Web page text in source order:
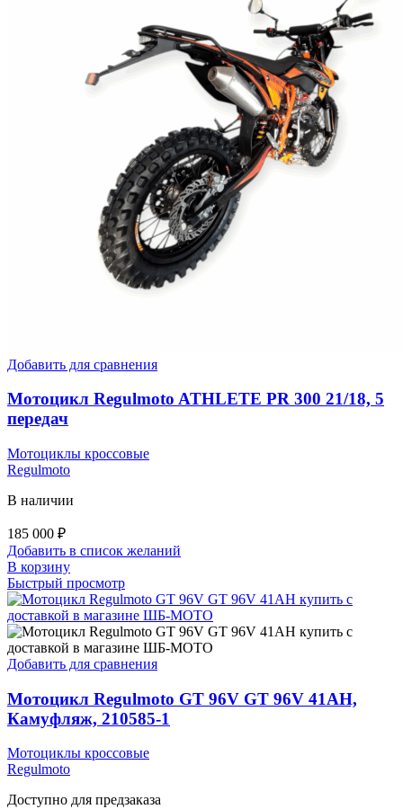
Добавить для сравнения
Мотоцикл Regulmoto ATHLETE PR 300 21/18, 5
передач
Мотоциклы кроссовые
Regulmoto
В наличии
185 000 ₽
Добавить в список желаний
В корзину
Быстрый просмотр
Добавить для сравнения
Мотоцикл Regulmoto GT 96V GT 96V 41AH,
Камуфляж, 210585-1
Мотоциклы кроссовые
Regulmoto
Доступно для предзаказа